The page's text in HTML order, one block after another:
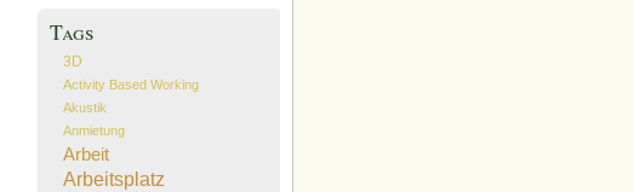
Tags
3D
Activity Based Working
Akustik
Anmietung
Arbeit
Arbeitsplatz